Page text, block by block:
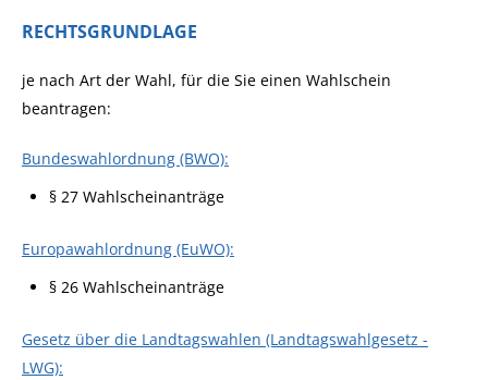
RECHTSGRUNDLAGE
je nach Art der Wahl, für die Sie einen Wahlschein
beantragen:
Bundeswahlordnung (BWO):
§ 27 Wahlscheinanträge
Europawahlordnung (EuWO):
§ 26 Wahlscheinanträge
Gesetz über die Landtagswahlen (Landtagswahlgesetz -
LWG):